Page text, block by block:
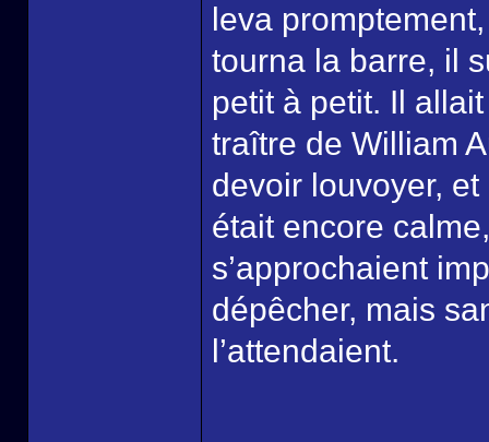
leva
tourna la barre, il
petit à petit. Il
traître de William
devoir louvoyer,
était encore
s’approchaient
dépêcher, mais
l’attendaient.